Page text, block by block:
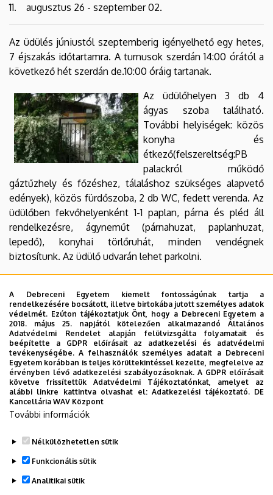
11. augusztus 26 - szeptember 02.
Az üdülés júniustól szeptemberig igényelhető egy hetes,
7 éjszakás időtartamra. A turnusok szerdán 14:00 órától a
következő hét szerdán de.10:00 óráig tartanak.
Az üdülőhelyen 3 db 4
ágyas szoba található.
További helyiségek: közös
konyha és
étkező(felszereltség:PB
palackról működő
gáztűzhely és főzéshez, tálaláshoz szükséges alapvető
edények), közös fürdőszoba, 2 db WC, fedett verenda. Az
üdülőben fekvőhelyenként 1-1 paplan, párna és pléd áll
rendelkezésre, ágyneműt (párnahuzat, paplanhuzat,
lepedő), konyhai törlőruhát, minden vendégnek
biztosítunk. Az üdülő udvarán lehet parkolni.
1.
Elektronikus jelentkezés
Beutaló/Üdülési melléklet
Letölthető dokumentumok
Üdülési melléklet
Legutóbbi frissítés: 2026. 03. 16. 11:51
A Debreceni Egyetem kiemelt fontosságúnak tartja a
rendelkezésére bocsátott, illetve birtokába jutott személyes adatok
védelmét. Ezúton tájékoztatjuk Önt, hogy a Debreceni Egyetem a
2018. május 25. napjától kötelezően alkalmazandó Általános
Adatvédelmi Rendelet alapján felülvizsgálta folyamatait és
beépítette a GDPR előírásait az adatkezelési és adatvédelmi
tevékenységébe. A felhasználók személyes adatait a Debreceni
Egyetem korábban is teljes körültekintéssel kezelte, megfelelve az
érvényben lévő adatkezelési szabályozásoknak. A GDPR előírásait
követve frissítettük Adatvédelmi Tájékoztatónkat, amelyet az
alábbi linkre kattintva olvashat el:Adatkezelési tájékoztató. DE
Kancellária WAV Központ
További információk
Nélkülözhetetlen sütik
Funkcionális sütik
Analitikai sütik